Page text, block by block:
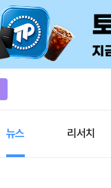
뉴스 리서치